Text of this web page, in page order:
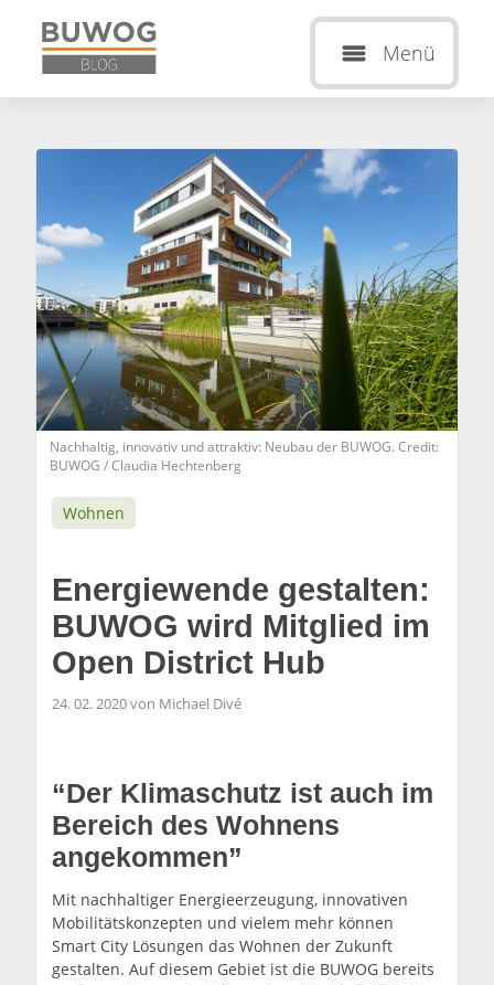
Menü
Nachhaltig, innovativ und attraktiv: Neubau der BUWOG. Credit:
BUWOG / Claudia Hechtenberg
Wohnen
Energiewende gestalten:
BUWOG wird Mitglied im
Open District Hub
24. 02. 2020 von Michael Divé
“Der Klimaschutz ist auch im
Bereich des Wohnens
angekommen”
Mit nachhaltiger Energieerzeugung, innovativen
Mobilitätskonzepten und vielem mehr können
Smart City Lösungen das Wohnen der Zukunft
gestalten. Auf diesem Gebiet ist die BUWOG bereits